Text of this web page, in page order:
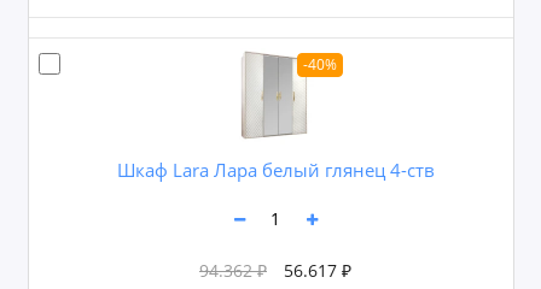
-40%
Шкаф Lara Лара белый глянец 4-ств
94.362 ₽ 56.617 ₽